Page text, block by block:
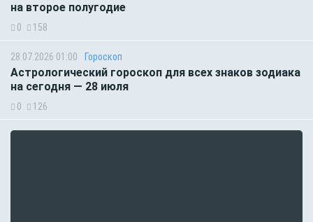
на второе полугодие
0 158
28.07.2026 01:00 Гороскоп
Астрологический гороскоп для всех знаков зодиака
на сегодня — 28 июля
0 126